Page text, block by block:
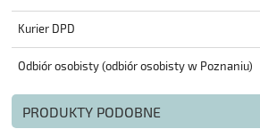
Kurier DPD
Odbiór osobisty(odbiór osobisty w Poznaniu)
PRODUKTY PODOBNE